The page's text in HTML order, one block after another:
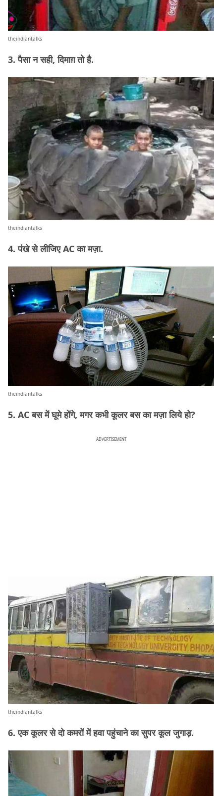
theindiantalks
3. पैसा न सही, दिमाग़ तो है.
theindiantalks
4. पंखे से लीजिए AC का मज़ा.
theindiantalks
5. AC बस में घूमे होंगे, मगर कभी कूलर बस का मज़ा लिये हो?
ADVERTISEMENT
theindiantalks
6. एक कूलर से दो कमरों में हवा पहुंचाने का सुपर कूल जुगाड़.